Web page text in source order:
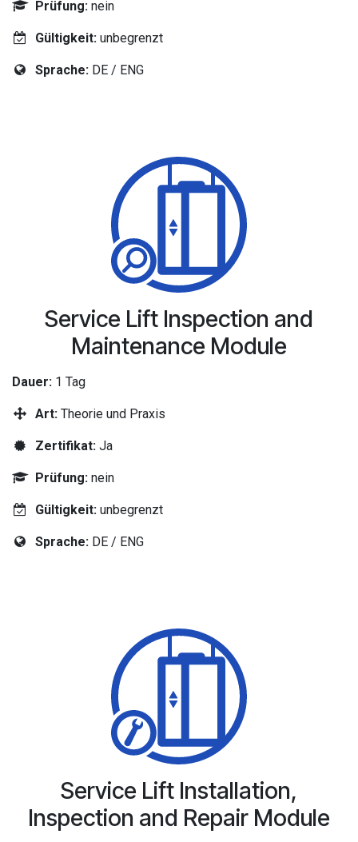
Prüfung: nein
Gültigkeit:unbegrenzt
Sprache:DE / ENG
Service Lift Inspection and
Maintenance Module
Dauer: 1 Tag
Art: Theorie und Praxis
Zertifikat: Ja
Prüfung: nein
Gültigkeit:unbegrenzt
Sprache:DE / ENG
Service Lift Installation,
Inspection and Repair Module